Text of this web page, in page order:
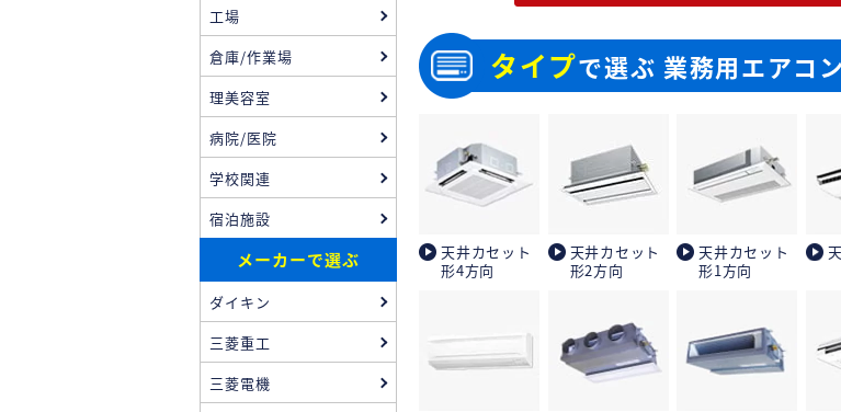
タイプで選ぶ 業務用エアコン
天井カセット
形4方向
天井カセット
形2方向
天井カセット
形1方向
工場
倉庫/作業場
理美容室
病院/医院
学校関連
宿泊施設
メーカーで選ぶ
ダイキン
三菱重工
三菱電機